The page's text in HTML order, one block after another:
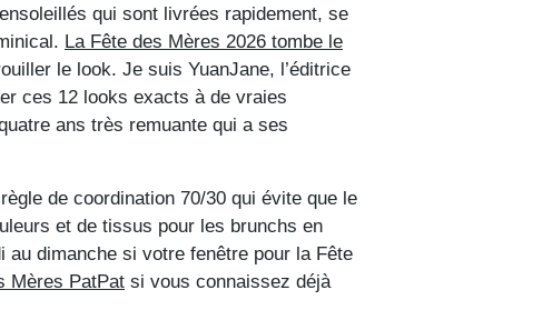
qui sont livrées rapidement, se
La Fête des Mères 2026 tombe le
le look. Je suis YuanJane, l’éditrice
ces 12 looks exacts à de vraies
ans très remuante qui a ses
de coordination 70/30 qui évite que le
et de tissus pour les brunchs en
dimanche si votre fenêtre pour la Fête
Mères PatPat si vous connaissez déjà